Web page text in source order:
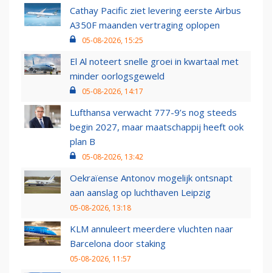
Cathay Pacific ziet levering eerste Airbus
A350F maanden vertraging oplopen
05-08-2026, 15:25
El Al noteert snelle groei in kwartaal met
minder oorlogsgeweld
05-08-2026, 14:17
Lufthansa verwacht 777-9’s nog steeds
begin 2027, maar maatschappij heeft ook
plan B
05-08-2026, 13:42
Oekraïense Antonov mogelijk ontsnapt
aan aanslag op luchthaven Leipzig
05-08-2026, 13:18
KLM annuleert meerdere vluchten naar
Barcelona door staking
05-08-2026, 11:57